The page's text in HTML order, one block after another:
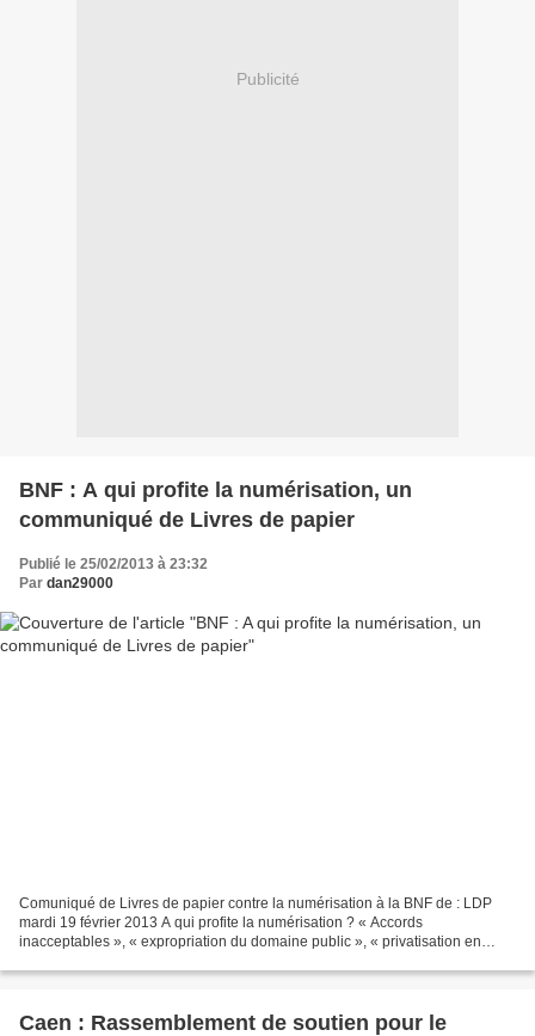
Publicité
BNF : A qui profite la numérisation, un
communiqué de Livres de papier
Publié le 25/02/2013 à 23:32
Par dan29000
Comuniqué de Livres de papier contre la numérisation à la BNF de : LDP
mardi 19 février 2013 A qui profite la numérisation ? « Accords
inacceptables », « expropriation du domaine public », « privatisation en
Caen : Rassemblement de soutien pour le